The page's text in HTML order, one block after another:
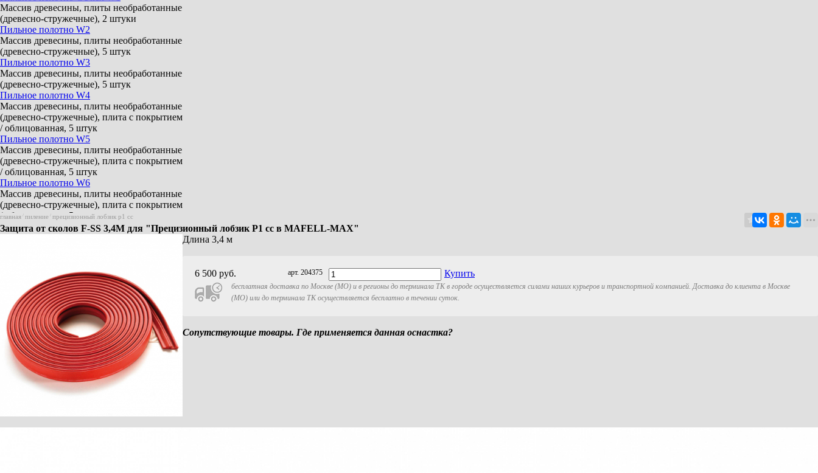
Массив древесины, плиты необработанные
(древесно-стружечные), 2 штуки
Пильное полотно W2
Массив древесины, плиты необработанные
(древесно-стружечные), 5 штук
Пильное полотно W3
Массив древесины, плиты необработанные
(древесно-стружечные), 5 штук
Пильное полотно W4
Массив древесины, плиты необработанные
(древесно-стружечные), плита с покрытием
/ облицованная, 5 штук
Пильное полотно W5
Массив древесины, плиты необработанные
(древесно-стружечные), плита с покрытием
/ облицованная, 5 штук
Пильное полотно W6
Массив древесины, плиты необработанные
(древесно-стружечные), плита с покрытием
/ облицованная, 5 штук
Пильное полотно W+P2
Массив древесины, плиты необработанные
цементноволокнистые плиты, пластик
мягкий, акрил (плексиглас), 5 штук
Пильное полотно W+M2
Массив древесины, строительные
пиломатериалы облицованные металлом, 5
штук
Пильное полотно L2
Ламинированные панели, паркет, 5 штук
Пильное полотно M2
Сплавы/цветные металлы, алюминиевые
многослойные плиты, алюминий, 5 штук
Пильное полотно E+F2
главная / пиление / прецизионный лобзик p1 cc
Защита от сколов F-SS 3,4M для "Прецизионный лобзик P1 cc в MAFELL-MAX"
Длина 3,4 м
6 500 руб. арт. 204375 Купить
бесплатная доставка по Москве (МО) и в регионы до терминала ТК в городе осуществляется силами наших курьеров и транспортной компанией. Доставка до клиента в Москве
(МО) или до терминала ТК осуществляется бесплатно в течении суток.
Сопутствующие товары. Где применяется данная оснастка?